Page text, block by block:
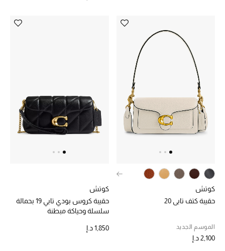
أحذية مختارة
تسوقوا الأحذية
الجمال
جميع مستحضرات الجمال
الجديد في عالم الجمال
العطور
كوتش
حقيبة كتف تابي 20
الموسم الجديد
2,100 د.إ
كوتش
حقيبة كروس بودي تابي 19 بحمالة
سلسلة وحياكة مبطنة
1,850 د.إ